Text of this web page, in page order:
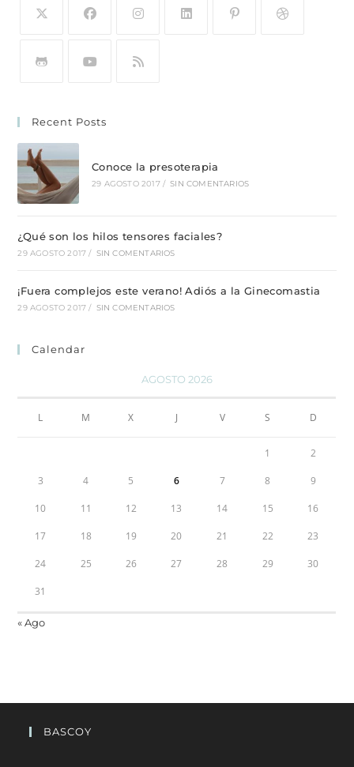
Recent Posts
Conoce la presoterapia
29 AGOSTO 2017 / SIN COMENTARIOS
¿Qué son los hilos tensores faciales?
29 AGOSTO 2017 / SIN COMENTARIOS
¡Fuera complejos este verano! Adiós a la Ginecomastia
29 AGOSTO 2017 / SIN COMENTARIOS
Calendar
AGOSTO 2026
L M X J V S D
1 2
3 4 5 6 7 8 9
10 11 12 13 14 15 16
17 18 19 20 21 22 23
24 25 26 27 28 29 30
31
« Ago
BASCOY